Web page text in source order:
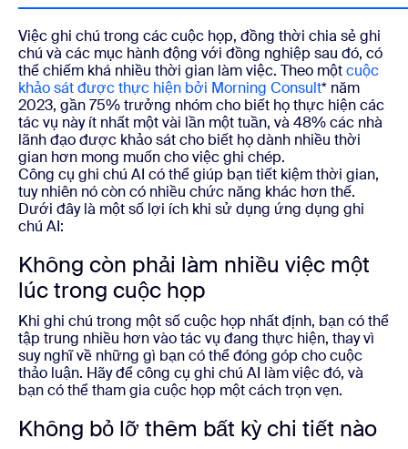
Việc ghi chú trong các cuộc họp, đồng thời chia sẻ ghi
chú và các mục hành động với đồng nghiệp sau đó, có
thể chiếm khá nhiều thời gian làm việc. Theo mộtcuộc
khảo sát được thực hiện bởi Morning Consult* năm
2023, gần 75% trưởng nhóm cho biết họ thực hiện các
tác vụ này ít nhất một vài lần một tuần, và 48% các nhà
lãnh đạo được khảo sát cho biết họ dành nhiều thời
gian hơn mong muốn cho việc ghi chép.
Công cụ ghi chú AI có thể giúp bạn tiết kiệm thời gian,
tuy nhiên nó còn có nhiều chức năng khác hơn thế.
Dưới đây là một số lợi ích khi sử dụng ứng dụng ghi
chú AI:
Không còn phải làm nhiều việc một
lúc trong cuộc họp
Khi ghi chú trong một số cuộc họp nhất định, bạn có thể
tập trung nhiều hơn vào tác vụ đang thực hiện, thay vì
suy nghĩ về những gì bạn có thể đóng góp cho cuộc
thảo luận. Hãy để công cụ ghi chú AI làm việc đó, và
bạn có thể tham gia cuộc họp một cách trọn vẹn.
Không bỏ lỡ thêm bất kỳ chi tiết nào